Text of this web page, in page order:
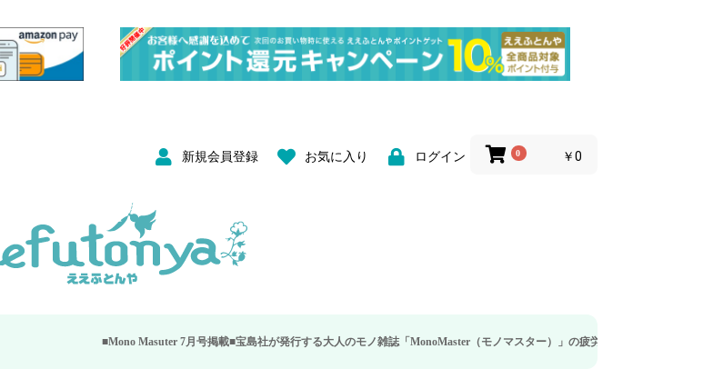
新規会員登録 お気に入り ログイン 0 ￥0
■Mono Masuter 7月号掲載■宝島社が発行する大人のモノ雑誌「MonoMaster（モノマスター）」の疲労回復・睡眠の向上特集に当社のリカバリー